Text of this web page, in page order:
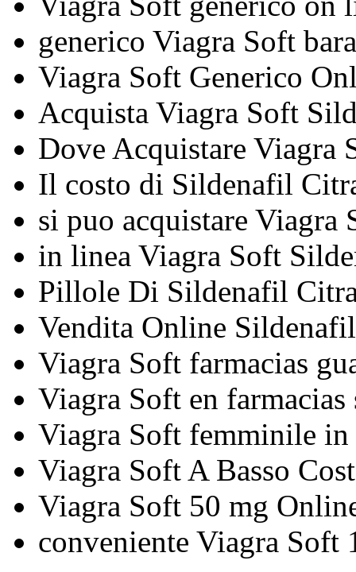
generico Viagra Soft
Viagra Soft Generico
Acquista Viagra Soft
Dove Acquistare Viagra
Il costo di Sildenafil
si puo acquistare Viagra
in linea Viagra Soft
Pillole Di Sildenafil
Vendita Online
Viagra Soft farmacias
Viagra Soft en farmacias
Viagra Soft femminile in
Viagra Soft A Basso
Viagra Soft 50 mg
conveniente Viagra Soft